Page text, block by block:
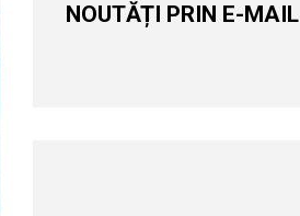
NOUTĂȚI PRIN E-MAIL